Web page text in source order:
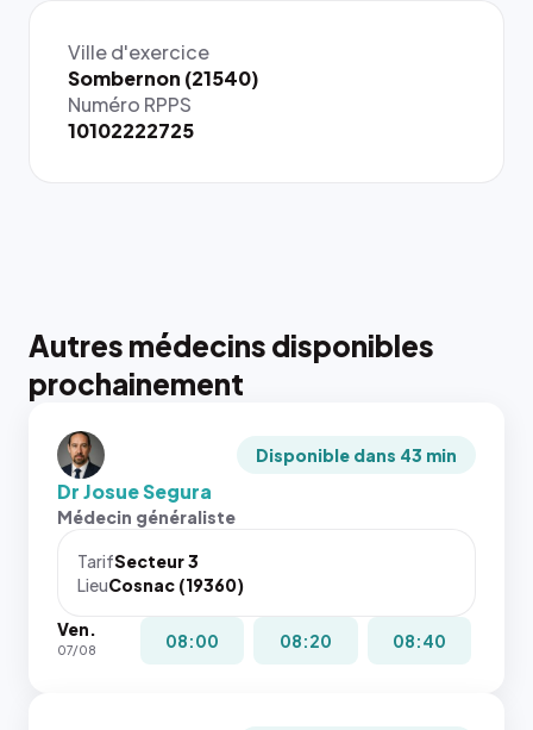
Ville d'exercice
Sombernon (21540)
Numéro RPPS
10102222725
Autres médecins disponibles
prochainement
Disponible dans 43 min
Dr Josue Segura
Médecin généraliste
TarifSecteur 3
LieuCosnac (19360)
Ven.
07/08 08:00 08:20 08:40